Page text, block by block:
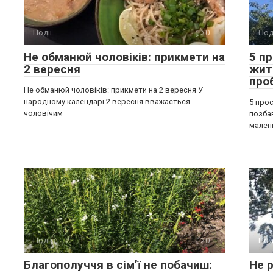
Події 0
Не обманюй чоловіків: прикмети на
2 вересня
Не обманюй чоловіків: прикмети на 2 вересня У
народному календарі 2 вересня вважається
чоловічим
5
5
Події 0
Благополуччя в сім’ї не побачиш:
Не